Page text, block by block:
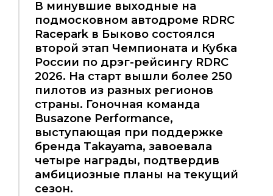
В минувшие выходные на
подмосковном автодроме RDRC
Racepark в Быково состоялся
второй этап Чемпионата и Кубка
России по дрэг-рейсингу RDRC
2026. На старт вышли более 250
пилотов из разных регионов
страны. Гоночная команда
Busazone Performance,
выступающая при поддержке
бренда Takayama, завоевала
четыре награды, подтвердив
амбициозные планы на текущий
сезон.